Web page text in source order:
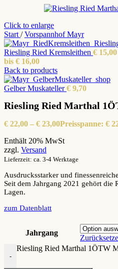
Click to enlarge
Start / Vorspannhof Mayr
Riesling Ried Kremsleithen € 15,00
bis € 16,00
Back to products
Gelber Muskateller€ 9,70
Riesling Ried Marthal
€ 22,00 – € 23,00Preisspanne: €
Enthält 20% MwSt
zzgl. Versand
Lieferzeit: ca. 3-4 Werktage
Ausdrucksstarker und
Seit dem Jahrgang 2021 gehört die
Lagen.
zum Datenblatt
Jahrgang
-
Riesling Ried Marthal 1ÖTW